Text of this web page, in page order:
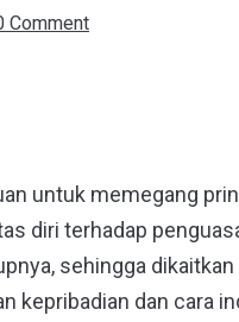
Comment
untuk memegang
diri terhadap
sehingga
kepribadian dan cara